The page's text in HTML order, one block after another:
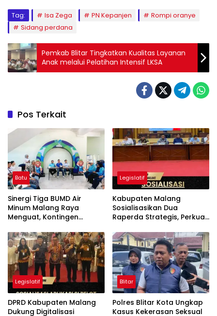
Tag: Isa Zega PN Kepanjen
Rompi oranye
Sidang perdana
Pemkab Blitar Tingkatkan Kualitas Layanan
Anak melalui Pelatihan Intensif LKSA
Pos Terkait
Batu
Sinergi Tiga BUMD Air
Minum Malang Raya
Menguat, Kontingen
Seleksi PORPAMNAS 2026
Legislatif
Kabupaten Malang
Sosialisasikan Dua
Raperda Strategis, Perkuat
Perangkat Daerah
Legislatif
DPRD Kabupaten Malang
Dukung Digitalisasi
Blitar
Polres Blitar Kota Ungkap
Kasus Kekerasan Seksual